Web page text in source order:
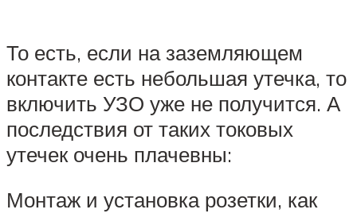
То есть, если на заземляющем
контакте есть небольшая утечка, то
включить УЗО уже не получится. А
последствия от таких токовых
утечек очень плачевны:
Монтаж и установка розетки, как